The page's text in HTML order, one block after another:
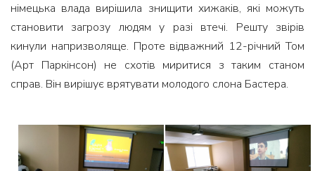
німецька влада вирішила знищити хижаків, які можуть
становити загрозу людям у разі втечі. Решту звірів
кинули напризволяще. Проте відважний 12-річний Том
(Арт Паркінсон) не схотів миритися з таким станом
справ. Він вирішує врятувати молодого слона Бастера.